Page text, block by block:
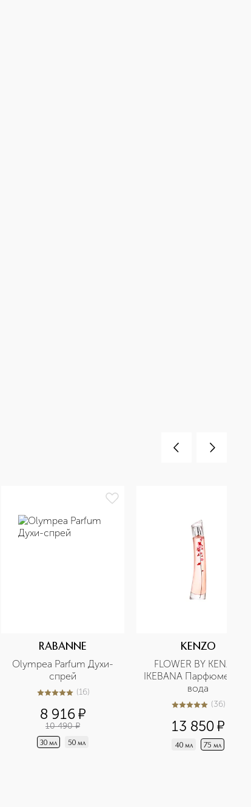
RABANNE
Olympea Parfum Духи-
спрей
5из 516 (16)
8 916¤
10 490 ¤
30 мл 50 мл
KENZO
FLOWER BY KENZO
IKEBANA Парфюмерная
вода
5из 536 (36)
13 850¤
40 мл 75 мл